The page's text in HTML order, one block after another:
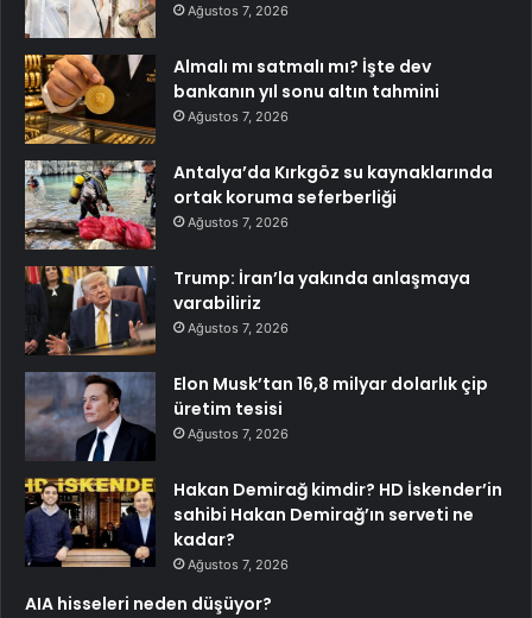
Ağustos 7, 2026
Almalı mı satmalı mı? İşte dev
bankanın yıl sonu altın tahmini
Ağustos 7, 2026
Antalya’da Kırkgöz su kaynaklarında
ortak koruma seferberliği
Ağustos 7, 2026
Trump: İran’la yakında anlaşmaya
varabiliriz
Ağustos 7, 2026
Elon Musk’tan 16,8 milyar dolarlık çip
üretim tesisi
Ağustos 7, 2026
Hakan Demirağ kimdir? HD İskender’in
sahibi Hakan Demirağ’ın serveti ne
kadar?
Ağustos 7, 2026
AIA hisseleri neden düşüyor?